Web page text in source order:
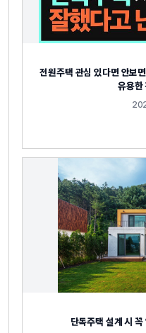
전원주택 관심 있다면 안보
유용한
단독주택 설계 시